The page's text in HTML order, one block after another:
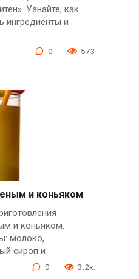
Узнайте, как
ингредиенты и
0 573
и коньяком
и коньяком.
молоко,
сироп и
0 3.2к.